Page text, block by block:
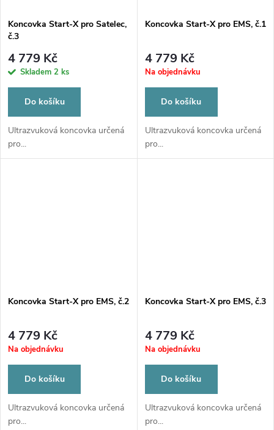
Koncovka Start-X pro Satelec,
č.3
4 779 Kč
Skladem 2 ks
Do košíku
Ultrazvuková koncovka určená
pro...
Koncovka Start-X pro EMS, č.1
4 779 Kč
Na objednávku
Do košíku
Ultrazvuková koncovka určená
pro...
Koncovka Start-X pro EMS, č.2
4 779 Kč
Na objednávku
Do košíku
Ultrazvuková koncovka určená
pro...
Koncovka Start-X pro EMS, č.3
4 779 Kč
Na objednávku
Do košíku
Ultrazvuková koncovka určená
pro...